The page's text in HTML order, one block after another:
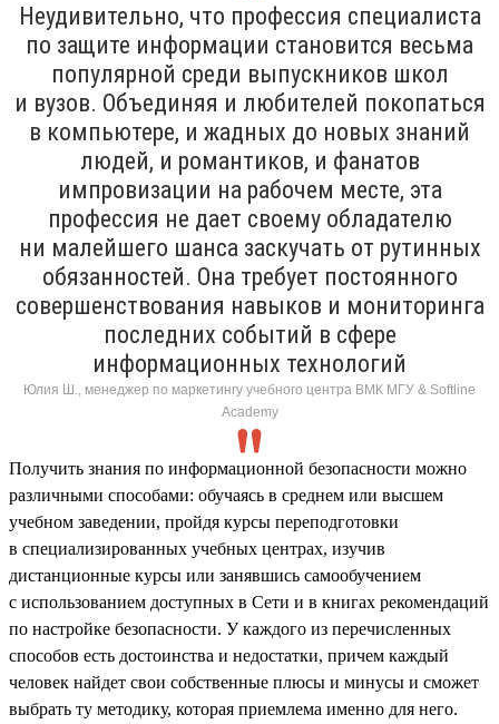
Неудивительно, что профессия специалиста
по защите информации становится весьма
популярной среди выпускников школ
и вузов. Объединяя и любителей покопаться
в компьютере, и жадных до новых знаний
людей, и романтиков, и фанатов
импровизации на рабочем месте, эта
профессия не дает своему обладателю
ни малейшего шанса заскучать от рутинных
обязанностей. Она требует постоянного
совершенствования навыков и мониторинга
последних событий в сфере
информационных технологий
Юлия Ш., менеджер по маркетингу учебного центра ВМК МГУ & Softline
Academy
Получить знания по информационной безопасности можно
различными способами: обучаясь в среднем или высшем
учебном заведении, пройдя курсы переподготовки
в специализированных учебных центрах, изучив
дистанционные курсы или занявшись самообучением
с использованием доступных в Сети и в книгах рекомендаций
по настройке безопасности. У каждого из перечисленных
способов есть достоинства и недостатки, причем каждый
человек найдет свои собственные плюсы и минусы и сможет
выбрать ту методику, которая приемлема именно для него.